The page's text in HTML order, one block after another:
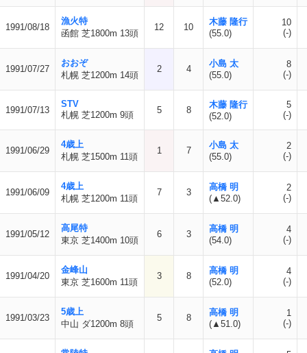
1991/08/18
漁火特
函館 芝1800m 13頭
12 10
木藤 隆行
(55.0)
10
(-)
1991/07/27
おおぞ
札幌 芝1200m 14頭
2 4
小島 太
(55.0)
8
(-)
1991/07/13
STV
札幌 芝1200m 9頭
5 8
木藤 隆行
(52.0)
5
(-)
1991/06/29
4歳上
札幌 芝1500m 11頭
1 7
小島 太
(55.0)
2
(-)
1991/06/09
4歳上
札幌 芝1200m 11頭
7 3
高橋 明
(▲52.0)
2
(-)
1991/05/12
高尾特
東京 芝1400m 10頭
6 3
高橋 明
(54.0)
4
(-)
1991/04/20
金峰山
東京 芝1600m 11頭
3 8
高橋 明
(52.0)
4
(-)
1991/03/23
5歳上
中山 ダ1200m 8頭
5 8
高橋 明
(▲51.0)
1
(-)